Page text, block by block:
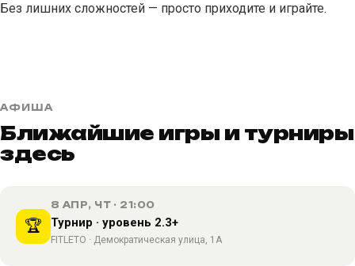
Без лишних сложностей — просто приходите и играйте.
АФИША
Ближайшие игры и турниры
здесь
🏆
8 АПР, ЧТ · 21:00
Турнир · уровень 2.3+
FITLETO · Демократическая улица, 1А